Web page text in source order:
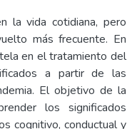
la vida cotidiana, pero
más frecuente. En
en el tratamiento del
a partir de las
El objetivo de la
los significados
cognitivo, conductual y